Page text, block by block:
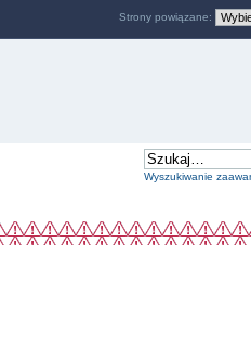
Wyszukiwanie
Strony powiązane: